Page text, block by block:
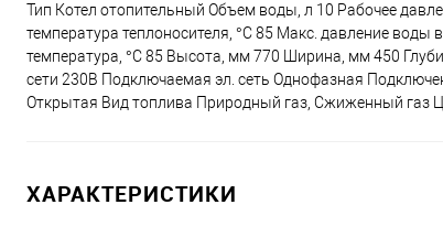
Тип Котел отопительный Объем воды, л 10 Рабочее
температура теплоносителя, °C 85 Макс. давление воды
температура, °С 85 Высота, мм 770 Ширина, мм 450
сети 230В Подключаемая эл. сеть Однофазная
Открытая Вид топлива Природный газ, Сжиженный газ
ХАРАКТЕРИСТИКИ